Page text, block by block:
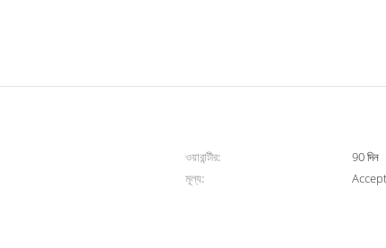
ওয়ারান্টীর:
90 দিন
মূল্য: